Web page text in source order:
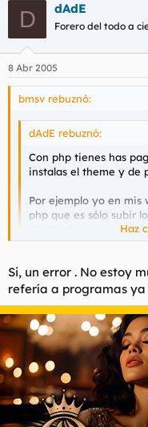
D dAdE
Forero del todo a
8 Abr 2005
bmsv rebuznó:
dAdE rebuznó:
Con php tienes has
instalas el theme y de
Por ejemplo yo en mis
php que es sólo subir
desde el programa
XD) , hago login y
Eso si, php cuesta un
rotundamente falso
seguramente estes
contenidos tipo
programado en php
lenguaje de
Haz
Si, un error . No estoy
refería a programas ya